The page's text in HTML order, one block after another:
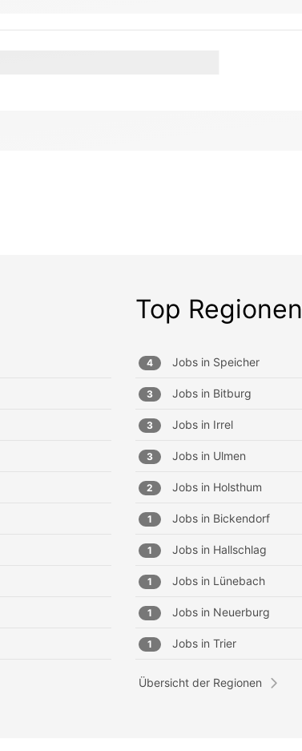
Top Regionen
4 Jobs in Speicher
3 Jobs in Bitburg
3 Jobs in Irrel
3 Jobs in Ulmen
2 Jobs in Holsthum
1 Jobs in Bickendorf
1 Jobs in Hallschlag
1 Jobs in Lünebach
1 Jobs in Neuerburg
1 Jobs in Trier
Übersicht der Regionen